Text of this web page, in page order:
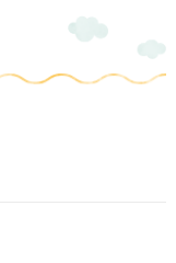
ついて